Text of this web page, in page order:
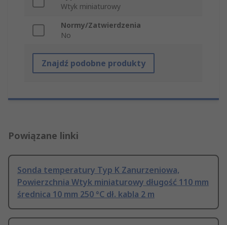
Wtyk miniaturowy
Normy/Zatwierdzenia
No
Znajdź podobne produkty
Powiązane linki
Sonda temperatury Typ K Zanurzeniowa,
Powierzchnia Wtyk miniaturowy długość 110 mm
średnica 10 mm 250 °C dł. kabla 2 m